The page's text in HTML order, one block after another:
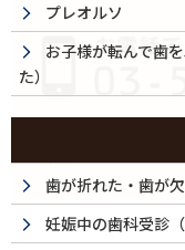
プレオルソ
お子様が転んで歯
た）
歯が折れた・歯が
妊娠中の歯科受診